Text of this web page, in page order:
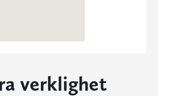
verklighet